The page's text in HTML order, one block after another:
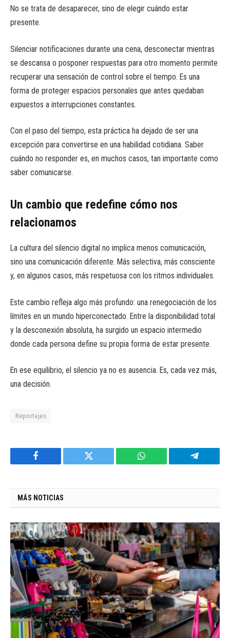
No se trata de desaparecer, sino de elegir cuándo estar
presente.
Silenciar notificaciones durante una cena, desconectar mientras
se descansa o posponer respuestas para otro momento permite
recuperar una sensación de control sobre el tiempo. Es una
forma de proteger espacios personales que antes quedaban
expuestos a interrupciones constantes.
Con el paso del tiempo, esta práctica ha dejado de ser una
excepción para convertirse en una habilidad cotidiana. Saber
cuándo no responder es, en muchos casos, tan importante como
saber comunicarse.
Un cambio que redefine cómo nos
relacionamos
La cultura del silencio digital no implica menos comunicación,
sino una comunicación diferente. Más selectiva, más consciente
y, en algunos casos, más respetuosa con los ritmos individuales.
Este cambio refleja algo más profundo: una renegociación de los
límites en un mundo hiperconectado. Entre la disponibilidad total
y la desconexión absoluta, ha surgido un espacio intermedio
donde cada persona define su propia forma de estar presente.
En ese equilibrio, el silencio ya no es ausencia. Es, cada vez más,
una decisión.
Reportajes
Facebook Twitter WhatsApp Telegram
MÁS NOTICIAS